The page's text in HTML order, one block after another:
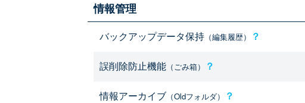
情報管理
バックアップデータ保持 （編集履歴） ？
誤削除防止機能 （ごみ箱） ？
情報アーカイブ （Oldフォルダ） ？